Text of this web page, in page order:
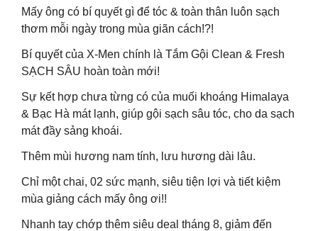
Mấy ông có bí quyết gì để tóc & toàn thân luôn sạch
thơm mỗi ngày trong mùa giãn cách!?!
Bí quyết của X-Men chính là Tắm Gội Clean & Fresh
SẠCH SÂU hoàn toàn mới!
Sự kết hợp chưa từng có của muối khoáng Himalaya
& Bạc Hà mát lạnh, giúp gội sạch sâu tóc, cho da sạch
mát đầy sảng khoái.
Thêm mùi hương nam tính, lưu hương dài lâu.
Chỉ một chai, 02 sức mạnh, siêu tiện lợi và tiết kiệm
mùa giảng cách mấy ông ơi!!
Nhanh tay chớp thêm siêu deal tháng 8, giảm đến